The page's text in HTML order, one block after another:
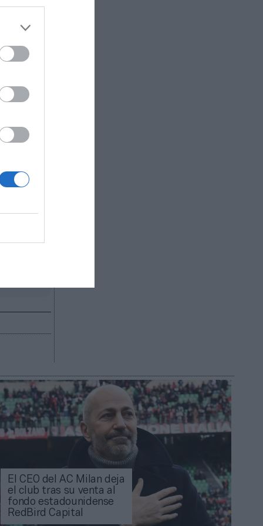
entre
el
el club
gran
de
por
El CEO del AC Milan deja
el club tras su venta al
fondo estadounidense
RedBird Capital